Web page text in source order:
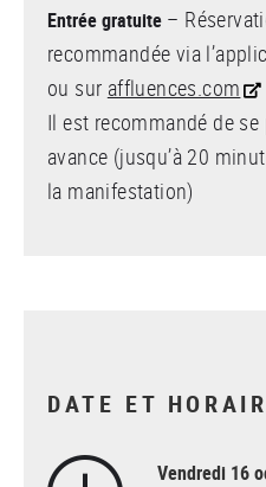
Entrée gratuite –
recommandée via
ou sur affluences.com
Il est recommandé de se
avance (jusqu’à 20
la manifestation)
DATE ET
Vendredi 16